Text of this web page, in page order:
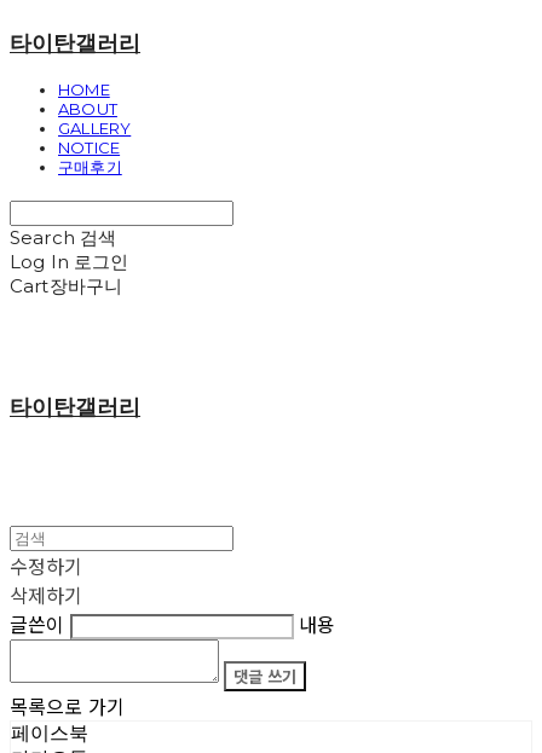
타이탄갤러리
HOME
ABOUT
GALLERY
NOTICE
구매후기
Search 검색
Log In 로그인
Cart장바구니
타이탄갤러리
수정하기
삭제하기
글쓴이
내용
댓글 쓰기
목록으로 가기
페이스북